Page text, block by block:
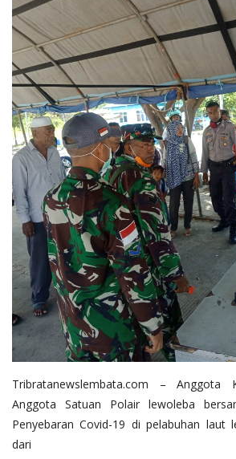
Tribratanewslembata.com – Anggota
Anggota Satuan Polair lewoleba
Penyebaran Covid-19 di pelabuhan laut
dari